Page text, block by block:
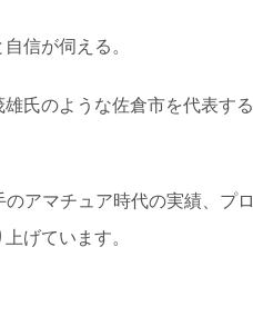
信が伺える。
氏のような佐倉市を代表する
アマチュア時代の実績、プロ
げています。